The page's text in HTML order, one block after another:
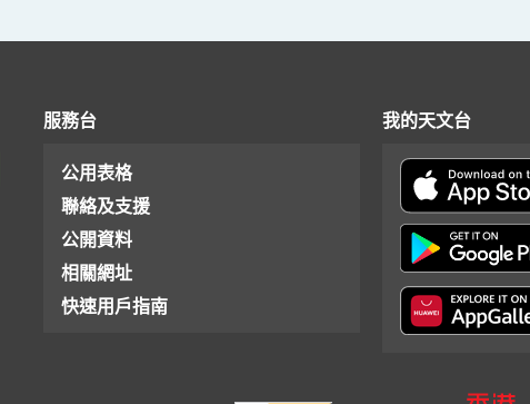
服務台
公用表格
聯絡及支援
公開資料
相關網址
快速用戶指南
我的天文台